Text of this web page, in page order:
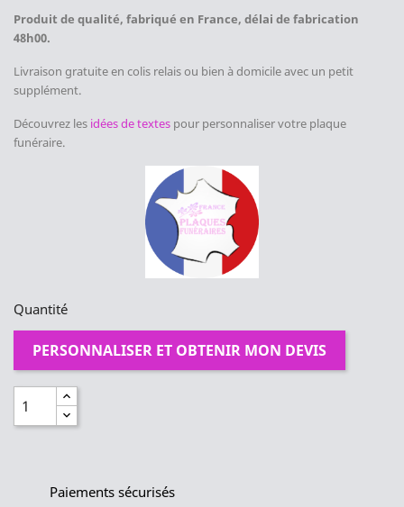
Produit de qualité, fabriqué en France, délai de fabrication
48h00.
Livraison gratuite en colis relais ou bien à domicile avec un petit
supplément.
Découvrez les idées de textes pour personnaliser votre plaque
funéraire.
Quantité
PERSONNALISER ET OBTENIR MON DEVIS
Paiements sécurisés